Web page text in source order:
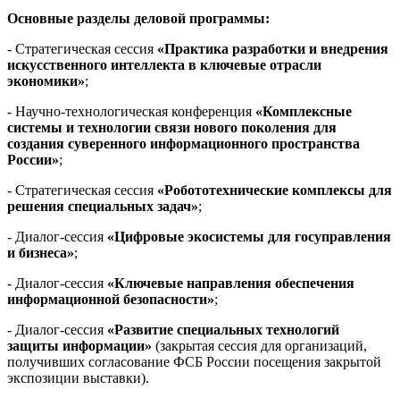
Основные разделы деловой программы:
- Стратегическая сессия «Практика разработки и внедрения
искусственного интеллекта в ключевые отрасли
экономики»;
- Научно-технологическая конференция «Комплексные
системы и технологии связи нового поколения для
создания суверенного информационного пространства
России»;
- Стратегическая сессия «Робототехнические комплексы для
решения специальных задач»;
- Диалог-сессия «Цифровые экосистемы для госуправления
и бизнеса»;
- Диалог-сессия «Ключевые направления обеспечения
информационной безопасности»;
- Диалог-сессия «Развитие специальных технологий
защиты информации» (закрытая сессия для организаций,
получивших согласование ФСБ России посещения закрытой
экспозиции выставки).